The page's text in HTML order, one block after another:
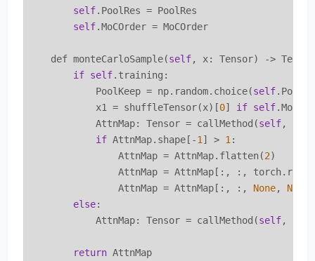
self.PoolRes = PoolRes
self.MoCOrder = MoCOrder
    def monteCarloSample(
self, x: Tensor) ->
if self.training:
            PoolKeep = np.random.choice(
self
            x1 = shuffleTensor(x)[
0] if self
            AttnMap: Tensor = callMethod(
self,
if AttnMap.shape[-1 ] > 1 :
                AttnMap = AttnMap.flatten(
2)
AttnMap = AttnMap[:, :,
                AttnMap = AttnMap[:, :,
None, None
else:
            AttnMap: Tensor = callMethod(
self,
return AttnMap